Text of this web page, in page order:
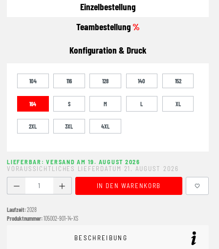
Einzelbestellung
Teambestellung%
Konfiguration & Druck
104 116 128 140 152
164 S M L XL
2XL 3XL 4XL
LIEFERBAR: VERSAND AM 19. AUGUST 2026
VORAUSSICHTLICHES LIEFERDATUM 21. AUGUST 2026
Produkt Anzahl: Gib den gewünschten Wert ein oder
IN DEN WARENKORB
Laufzeit:2028
Produktnummer:105002-901-14-XS
BESCHREIBUNG